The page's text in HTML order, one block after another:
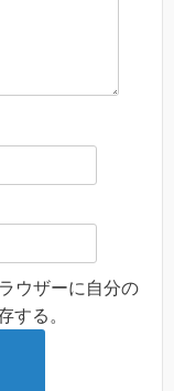
ウザーに自分の
する。